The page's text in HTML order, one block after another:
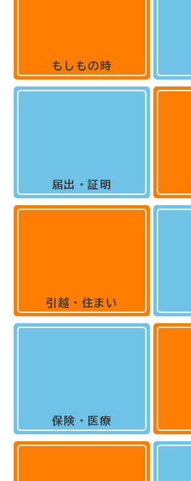
もしもの時
届出・証明
引越・住まい
保険・医療